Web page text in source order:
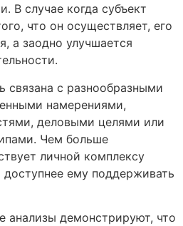
В случае когда субъект
что он осуществляет, его
а заодно улучшается
с разнообразными
намерениями,
деловыми целями или
Чем больше
личной комплексу
доступнее ему поддерживать
анализы демонстрируют, что